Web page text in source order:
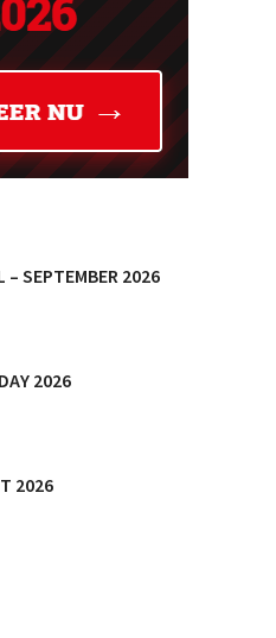
– SEPTEMBER 2026
2026
2026